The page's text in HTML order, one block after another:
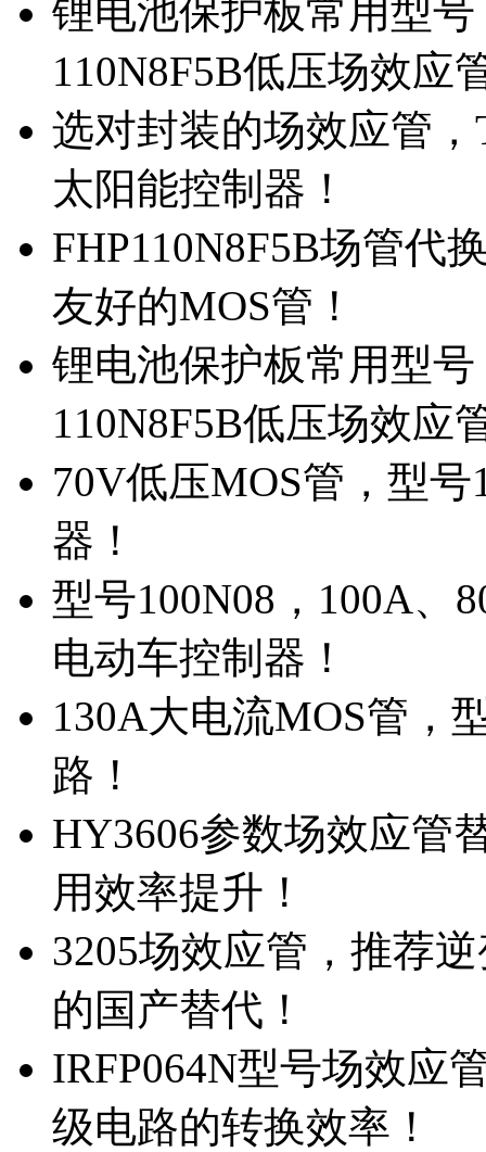
锂电池保护板常用型
110N8F5B低压场效应
选对封装的场效应管
太阳能控制器！
FHP110N8F5B场管代
友好的MOS管！
锂电池保护板常用型
110N8F5B低压场效应
70V低压MOS管，型
器！
型号100N08，100A、
电动车控制器！
130A大电流MOS管，
路！
HY3606参数场效应管
用效率提升！
3205场效应管，推荐
的国产替代！
IRFP064N型号场效应
级电路的转换效率！